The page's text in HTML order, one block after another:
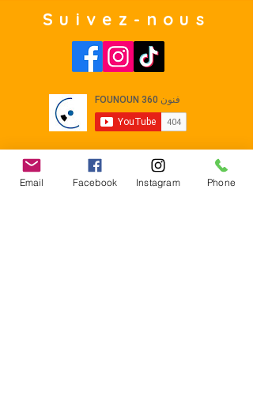
Suivez-nous
Email Facebook Instagram Phone